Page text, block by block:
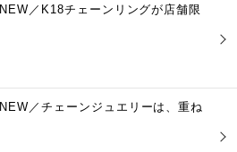
／K18チェーンリングが店舗限
／チェーンジュエリーは、重ね